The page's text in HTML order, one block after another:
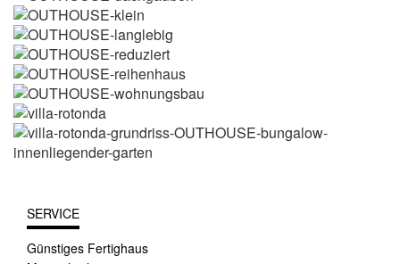
SERVICE
Günstiges Fertighaus